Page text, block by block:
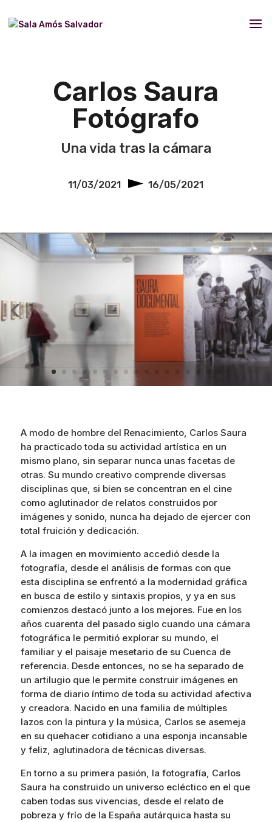
Carlos Saura
Fotógrafo
Una vida tras la cámara
11/03/2021 16/05/2021
A modo de hombre del Renacimiento, Carlos Saura
ha practicado toda su actividad artística en un
mismo plano, sin separar nunca unas facetas de
otras. Su mundo creativo comprende diversas
disciplinas que, si bien se concentran en el cine
como aglutinador de relatos construidos por
imágenes y sonido, nunca ha dejado de ejercer con
total fruición y dedicación.
A la imagen en movimiento accedió desde la
fotografía, desde el análisis de formas con que
esta disciplina se enfrentó a la modernidad gráfica
en busca de estilo y sintaxis propios, y ya en sus
comienzos destacó junto a los mejores. Fue en los
años cuarenta del pasado siglo cuando una cámara
fotográfica le permitió explorar su mundo, el
familiar y el paisaje mesetario de su Cuenca de
referencia. Desde entonces, no se ha separado de
un artilugio que le permite construir imágenes en
forma de diario íntimo de toda su actividad afectiva
y creadora. Nacido en una familia de múltiples
lazos con la pintura y la música, Carlos se asemeja
en su quehacer cotidiano a una esponja incansable
y feliz, aglutinadora de técnicas diversas.
En torno a su primera pasión, la fotografía, Carlos
Saura ha construido un universo ecléctico en el que
caben todas sus vivencias, desde el relato de
pobreza y frío de la España autárquica hasta su